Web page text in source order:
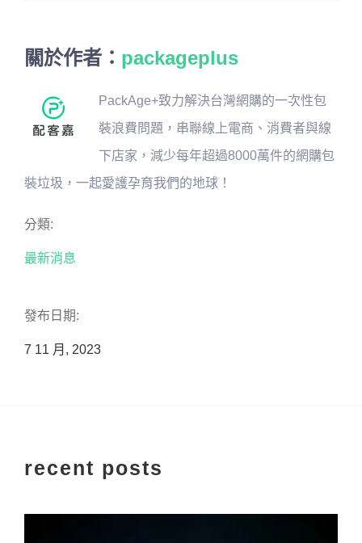
關於作者： packageplus
PackAge+致力解決台灣網購的一次性包
裝浪費問題，串聯線上電商、消費者與線
下店家，減少每年超過8000萬件的網購包
裝垃圾，一起愛護孕育我們的地球！
分類:
最新消息
發布日期:
7 11 月, 2023
recent posts